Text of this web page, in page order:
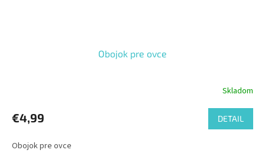
Obojok pre ovce
Skladom
€4,99 DETAIL
Obojok pre ovce